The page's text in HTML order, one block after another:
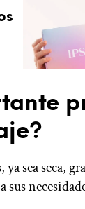
sea seca,
sus